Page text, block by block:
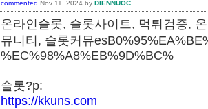
commented Nov 11, 2024 by DIENNUOC
온라인슬롯, 슬롯사이트, 먹튀검증,
뮤니티, 슬롯커뮤
%EC%98%A8%EB%9D%BC%
슬롯?p:
https://kkuns.com